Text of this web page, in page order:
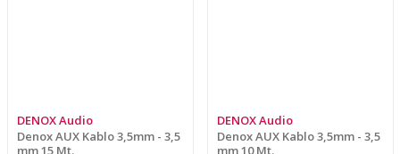
DENOX Audio
Denox AUX Kablo 3,5mm - 3,5
mm 15 Mt.
DENOX Audio
Denox AUX Kablo 3,5mm - 3,5
mm 10 Mt.